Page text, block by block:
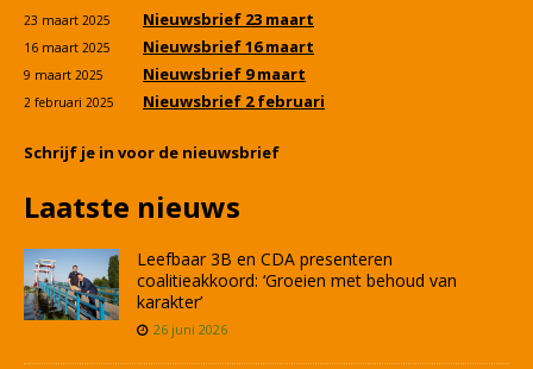
23 maart 2025 Nieuwsbrief 23 maart
16 maart 2025 Nieuwsbrief 16 maart
9 maart 2025 Nieuwsbrief 9 maart
2 februari 2025 Nieuwsbrief 2 februari
Schrijf je in voor de nieuwsbrief
Laatste nieuws
Leefbaar 3B en CDA presenteren
coalitieakkoord: ‘Groeien met behoud van
karakter’
26 juni 2026